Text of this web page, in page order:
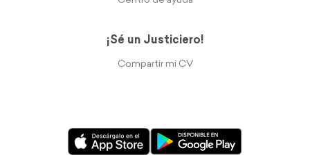
¡Sé un Justiciero!
Compartir mi CV